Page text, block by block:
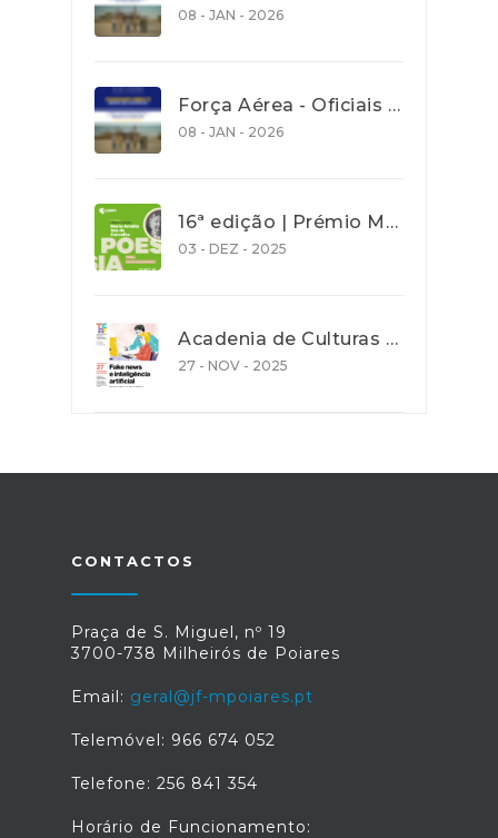
08 - JAN - 2026
Força Aérea - Oficiais - Concurso aberto para recrutamento de jovens com idades entre os 18 e os 27 anos - até 30 Janeiro 2026
08 - JAN - 2026
16ª edição | Prémio Maria Amália Vaz de Carvalho| Poesia 2026 - Prazo de entrega de trabalho 31 Dez. 2025
03 - DEZ - 2025
Acadenia de Culturas e Cooperação - Ação de promoção de literacia e competências digitais
27 - NOV - 2025
CONTACTOS
Praça de S. Miguel, nº 19
3700-738 Milheirós de Poiares
Email: geral@jf-mpoiares.pt
Telemóvel: 966 674 052
Telefone: 256 841 354
Horário de Funcionamento: